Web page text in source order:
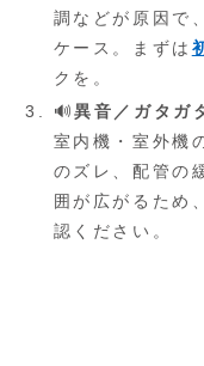
調などが原因で
ケース。まずは
クを。
🔊異音／ガタガ
室内機・室外機
のズレ、配管の
囲が広がるため
認ください。